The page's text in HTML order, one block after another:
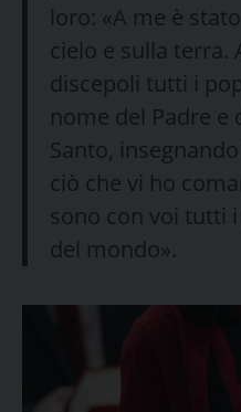
loro: «A me è
cielo e sulla terra.
discepoli tutti i
nome del Padre e
Santo,
ciò che vi ho
sono con voi tutti
del mondo».